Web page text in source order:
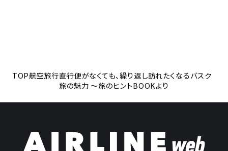
TOP航空旅行直行便がなくても、繰り返し訪れたくなるバスク
旅の魅力 ～旅のヒントBOOKより